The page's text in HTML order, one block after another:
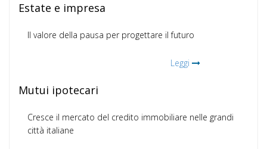
Estate e impresa
Il valore della pausa per progettare il futuro
Leggi
Mutui ipotecari
Cresce il mercato del credito immobiliare nelle grandi
città italiane